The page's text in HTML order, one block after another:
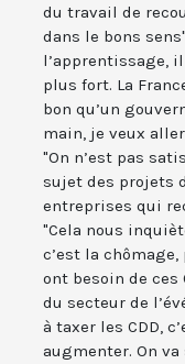
du travail de
dans le bons
l’apprentissage,
plus fort. La
bon qu’un
main, je veux
"On n’est pas
sujet des projets
entreprises qui
"Cela nous
c’est la chômage,
ont besoin de
du secteur de
à taxer les CDD,
augmenter. On